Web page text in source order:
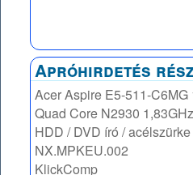
Apróhirdetés
Acer Aspire E5-511-
Quad Core N2930
HDD / DVD író /
NX.MPKEU.002
KlickComp